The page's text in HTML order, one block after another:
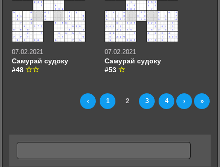
07.02.2021
Самурай судоку
#48
07.02.2021
Самурай судоку
#53
‹ 1 2 3 4 › »